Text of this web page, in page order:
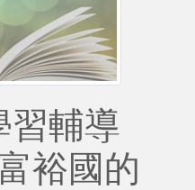
習輔導
裕國的